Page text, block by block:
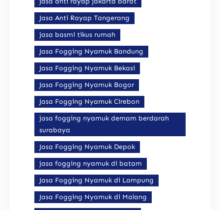
Jasa Anti Rayap Tangerang
jasa basmi tikus rumah
Jasa Fogging Nyamuk Bandung
Jasa Fogging Nyamuk Bekasi
Jasa Fogging Nyamuk Bogor
Jasa Fogging Nyamuk Cirebon
jasa fogging nyamuk demam berdarah
surabaya
Jasa Fogging Nyamuk Depok
jasa fogging nyamuk di batam
Jasa Fogging Nyamuk di Lampung
Jasa Fogging Nyamuk di Malang